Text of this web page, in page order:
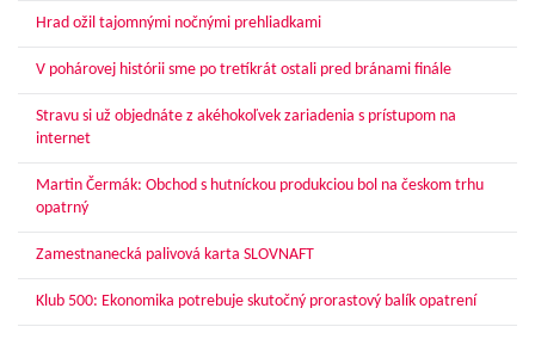
Hrad ožil tajomnými nočnými prehliadkami
V pohárovej histórii sme po tretíkrát ostali pred bránami finále
Stravu si už objednáte z akéhokoľvek zariadenia s prístupom na
internet
Martin Čermák: Obchod s hutníckou produkciou bol na českom trhu
opatrný
Zamestnanecká palivová karta SLOVNAFT
Klub 500: Ekonomika potrebuje skutočný prorastový balík opatrení